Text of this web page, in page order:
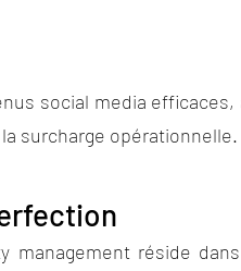
social media
surcharge opérationnelle.
management réside